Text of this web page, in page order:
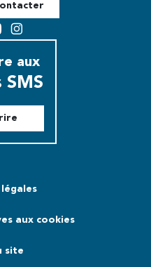
Instagram
aux
SMS
aux cookies
site